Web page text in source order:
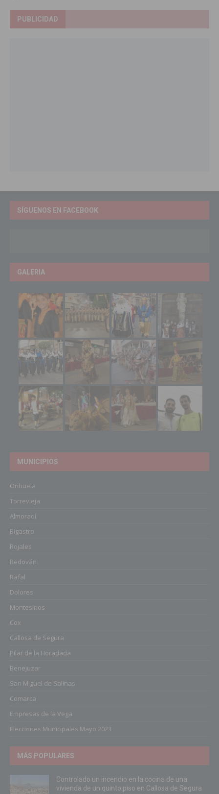
PUBLICIDAD
SÍGUENOS EN FACEBOOK
GALERIA
MUNICIPIOS
Orihuela
Torrevieja
Almoradí
Bigastro
Rojales
Redován
Rafal
Dolores
Montesinos
Cox
Callosa de Segura
Pilar de la Horadada
Benejuzar
San Miguel de Salinas
Comarca
Empresas de la Vega
Elecciones Municipales Mayo 2023
MÁS POPULARES
Controlado un incendio en la cocina de una
vivienda de un quinto piso en Callosa de Segura